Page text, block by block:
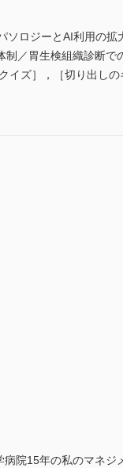
ロジーとAI利用の拡
／胃生検組織診断
ズ］，［切り出し
院15年の私のマネジ